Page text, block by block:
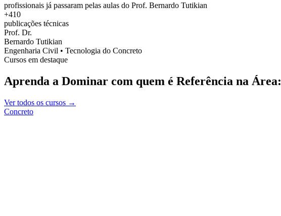
profissionais já passaram pelas aulas do Prof. Bernardo Tutikian
+410
publicações técnicas
Prof. Dr.
Bernardo Tutikian
Engenharia Civil • Tecnologia do Concreto
Cursos em destaque
Aprenda a Dominar com quem é Referência na Área:
Ver todos os cursos →
Concreto